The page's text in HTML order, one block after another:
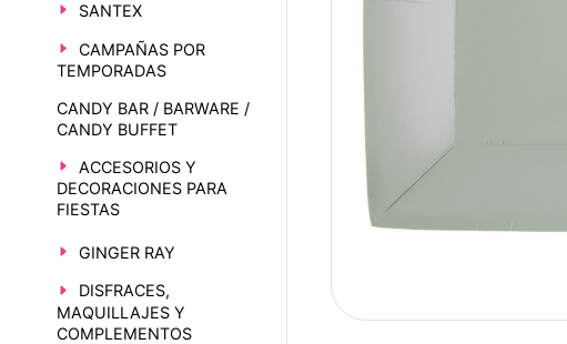
SANTEX
CAMPAÑAS POR
TEMPORADAS
CANDY BAR / BARWARE /
CANDY BUFFET
ACCESORIOS Y
DECORACIONES PARA
FIESTAS
GINGER RAY
DISFRACES,
MAQUILLAJES Y
COMPLEMENTOS